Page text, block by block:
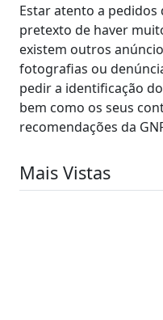
Estar atento a
pretexto de haver
existem outros
fotografias ou
pedir a identificação
bem como os seus
recomendações da
Mais Vistas